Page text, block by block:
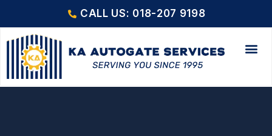
CALL US: 018-207 9198